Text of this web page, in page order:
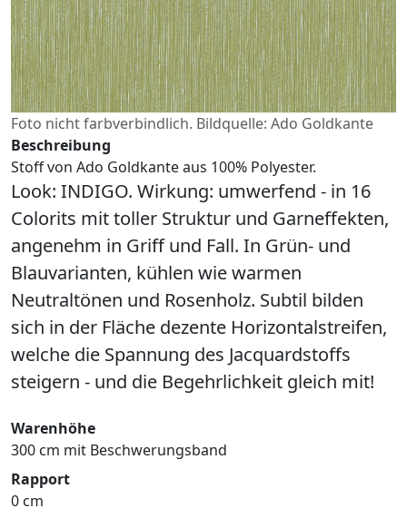
Foto nicht farbverbindlich. Bildquelle: Ado Goldkante
Beschreibung
Stoff von Ado Goldkante aus 100% Polyester.
Look: INDIGO. Wirkung: umwerfend - in 16
Colorits mit toller Struktur und Garneffekten,
angenehm in Griff und Fall. In Grün- und
Blauvarianten, kühlen wie warmen
Neutraltönen und Rosenholz. Subtil bilden
sich in der Fläche dezente Horizontalstreifen,
welche die Spannung des Jacquardstoffs
steigern - und die Begehrlichkeit gleich mit!
Warenhöhe
300 cm mit Beschwerungsband
Rapport
0 cm